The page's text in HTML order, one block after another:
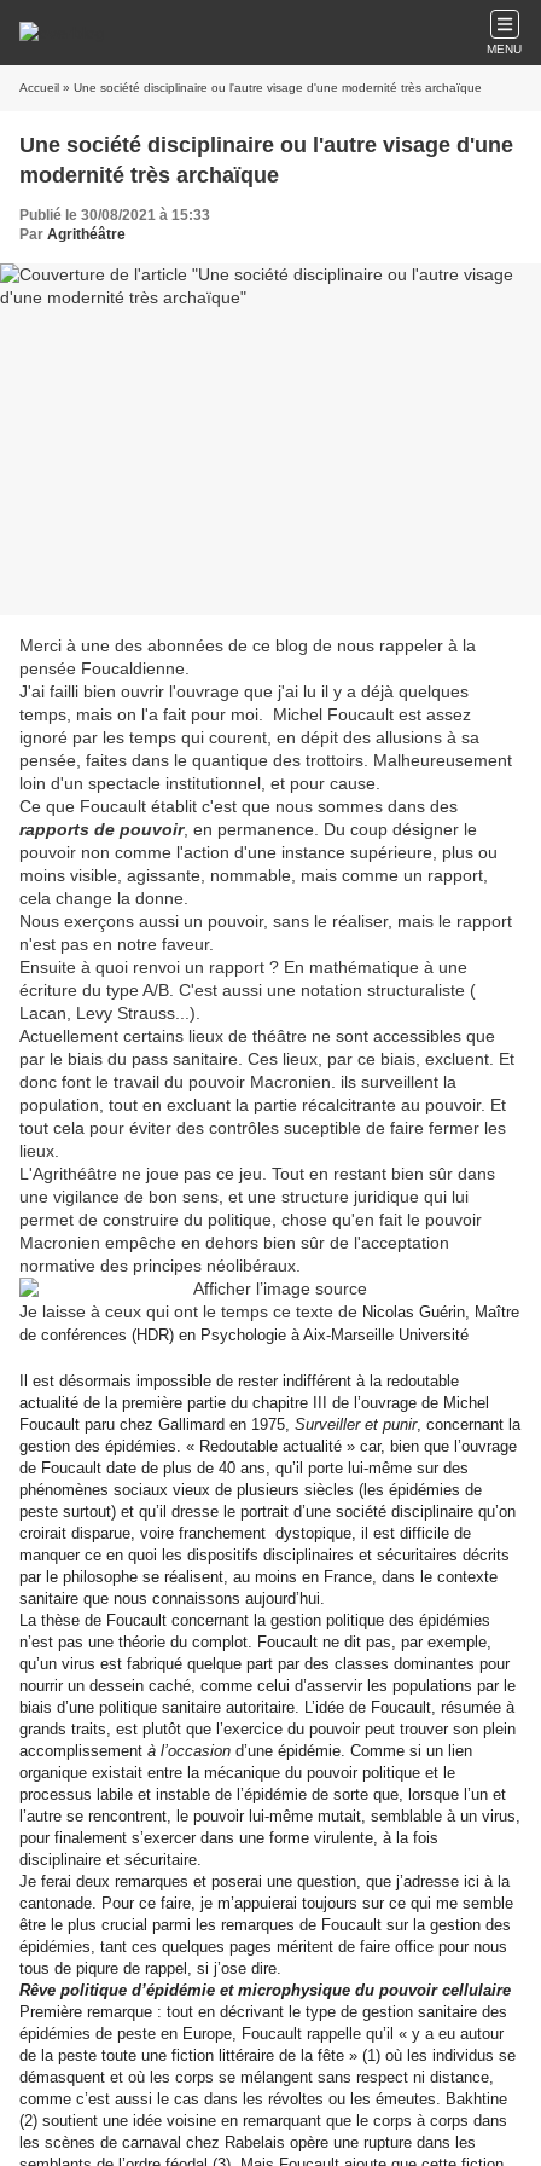
MENU
Accueil » Une société disciplinaire ou l'autre visage d'une modernité très archaïque
Une société disciplinaire ou l'autre visage d'une
modernité très archaïque
Publié le 30/08/2021 à 15:33
Par Agrithéâtre
Merci à une des abonnées de ce blog de nous rappeler à la
pensée Foucaldienne.
J'ai failli bien ouvrir l'ouvrage que j'ai lu il y a déjà quelques
temps, mais on l'a fait pour moi. Michel Foucault est assez
ignoré par les temps qui courent, en dépit des allusions à sa
pensée, faites dans le quantique des trottoirs. Malheureusement
loin d'un spectacle institutionnel, et pour cause.
Ce que Foucault établit c'est que nous sommes dans des
rapports de pouvoir, en permanence. Du coup désigner le
pouvoir non comme l'action d'une instance supérieure, plus ou
moins visible, agissante, nommable, mais comme un rapport,
cela change la donne.
Nous exerçons aussi un pouvoir, sans le réaliser, mais le rapport
n'est pas en notre faveur.
Ensuite à quoi renvoi un rapport ? En mathématique à une
écriture du type A/B. C'est aussi une notation structuraliste (
Lacan, Levy Strauss...).
Actuellement certains lieux de théâtre ne sont accessibles que
par le biais du pass sanitaire. Ces lieux, par ce biais, excluent. Et
donc font le travail du pouvoir Macronien. ils surveillent la
population, tout en excluant la partie récalcitrante au pouvoir. Et
tout cela pour éviter des contrôles suceptible de faire fermer les
lieux.
L'Agrithéâtre ne joue pas ce jeu. Tout en restant bien sûr dans
une vigilance de bon sens, et une structure juridique qui lui
permet de construire du politique, chose qu'en fait le pouvoir
Macronien empêche en dehors bien sûr de l'acceptation
normative des principes néolibéraux.
Je laisse à ceux qui ont le temps ce texte de Nicolas Guérin, Maître
de conférences (HDR) en Psychologie à Aix-Marseille Université
Il est désormais impossible de rester indifférent à la redoutable
actualité de la première partie du chapitre III de l’ouvrage de Michel
Foucault paru chez Gallimard en 1975, Surveiller et punir, concernant la
gestion des épidémies. « Redoutable actualité » car, bien que l’ouvrage
de Foucault date de plus de 40 ans, qu’il porte lui-même sur des
phénomènes sociaux vieux de plusieurs siècles (les épidémies de
peste surtout) et qu’il dresse le portrait d’une société disciplinaire qu’on
croirait disparue, voire franchement dystopique, il est difficile de
manquer ce en quoi les dispositifs disciplinaires et sécuritaires décrits
par le philosophe se réalisent, au moins en France, dans le contexte
sanitaire que nous connaissons aujourd’hui.
La thèse de Foucault concernant la gestion politique des épidémies
n’est pas une théorie du complot. Foucault ne dit pas, par exemple,
qu’un virus est fabriqué quelque part par des classes dominantes pour
nourrir un dessein caché, comme celui d’asservir les populations par le
biais d’une politique sanitaire autoritaire. L’idée de Foucault, résumée à
grands traits, est plutôt que l’exercice du pouvoir peut trouver son plein
accomplissement à l’occasion d’une épidémie. Comme si un lien
organique existait entre la mécanique du pouvoir politique et le
processus labile et instable de l’épidémie de sorte que, lorsque l’un et
l’autre se rencontrent, le pouvoir lui-même mutait, semblable à un virus,
pour finalement s’exercer dans une forme virulente, à la fois
disciplinaire et sécuritaire.
Je ferai deux remarques et poserai une question, que j’adresse ici à la
cantonade. Pour ce faire, je m’appuierai toujours sur ce qui me semble
être le plus crucial parmi les remarques de Foucault sur la gestion des
épidémies, tant ces quelques pages méritent de faire office pour nous
tous de piqure de rappel, si j’ose dire.
Rêve politique d’épidémie et microphysique du pouvoir cellulaire
Première remarque : tout en décrivant le type de gestion sanitaire des
épidémies de peste en Europe, Foucault rappelle qu’il « y a eu autour
de la peste toute une fiction littéraire de la fête » (1) où les individus se
démasquent et où les corps se mélangent sans respect ni distance,
comme c’est aussi le cas dans les révoltes ou les émeutes. Bakhtine
(2) soutient une idée voisine en remarquant que le corps à corps dans
les scènes de carnaval chez Rabelais opère une rupture dans les